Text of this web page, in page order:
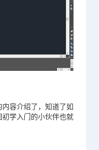
容介绍了，知道了如
初学入门的小伙伴也就